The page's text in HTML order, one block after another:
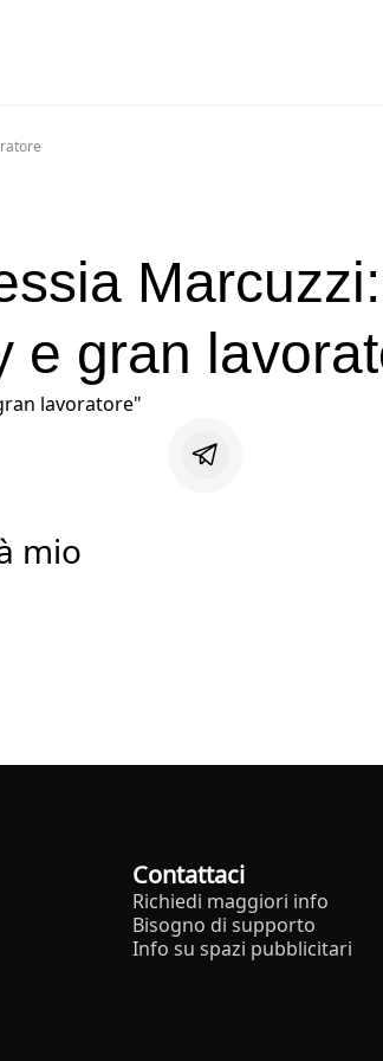
Marcuzzi:
e gran
mio
Contattaci
Richiedi maggiori info
Bisogno di supporto
Info su spazi pubblicitari